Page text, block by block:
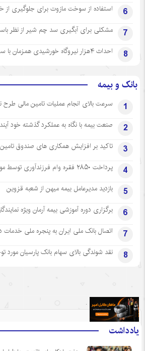
6 استفاده از سوخت مازوت برای جلوگیری از
7 مشکلی برای آبگیری سد چم شیر از نظر
8 احداث ۴هزار نیروگاه خورشیدی همزمان با سفر رئیس جمهور به یزد
بانک و بیمه
1 سرعت بالای انجام عملیات تامین مالی
2 صنعت بیمه با نگاه به عملکرد گذشته خود
3 تاکید بر افزایش همکاری های صندوق
4 پرداخت ۲۸۵۰ فقره وام فرزندآوری توسط موسسه اعتباری ملل
5 بازدید مدیرعامل بیمه میهن از شعبه قزوین
6 برگزاری دوره آموزشی بیمه آرمان ویژه
7 اتصال بانک ملی ایران به پنجره ملی
8 نقد شوندگی بالای سهام بانک پارسیان مورد
یادداشت
.